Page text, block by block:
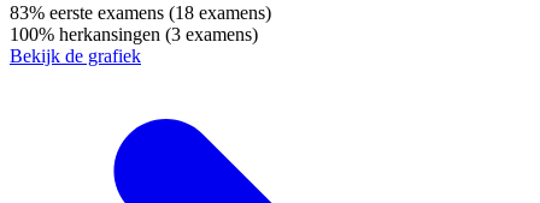
83% eerste examens (18 examens)
100% herkansingen (3 examens)
Bekijk de grafiek